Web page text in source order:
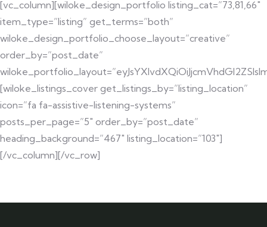
[vc_column][wiloke_design_portfolio listing_cat=”73,81,66″
item_type=”listing” get_terms=”both”
wiloke_design_portfolio_choose_layout=”creative”
order_by=”post_date”
[wiloke_listings_cover get_listings_by=”listing_location”
icon=”fa fa-assistive-listening-systems”
posts_per_page=”5″ order_by=”post_date”
heading_background=”467″ listing_location=”103″]
[/vc_column][/vc_row]